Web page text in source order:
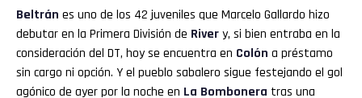
Beltrán es uno de los 42 juveniles que Marcelo Gallardo hizo
debutar en la Primera División de Rivery, si bien entraba en la
consideración del DT, hoy se encuentra en Colón a préstamo
sin cargo ni opción. Y el pueblo sabalero sigue festejando el gol
agónico de ayer por la noche en La Bombonera tras una